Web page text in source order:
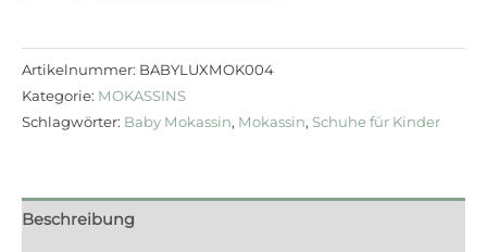
Artikelnummer: BABYLUXMOK004
Kategorie: MOKASSINS
Schlagwörter: Baby Mokassin, Mokassin, Schuhe für Kinder
Beschreibung